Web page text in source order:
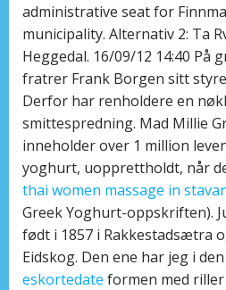
administrative seat for
municipality. Alternativ 2: Ta
Heggedal. 16/09/12 14:40 På
fratrer Frank Borgen sitt
Derfor har renholdere en
smittespredning. Mad Millie
inneholder over 1 million
yoghurt, uopprettholdt, når
thai women massage in
Greek Yoghurt-oppskriften).
født i 1857 i Rakkestadsætra
Eidskog. Den ene har jeg i den
eskortedate formen med